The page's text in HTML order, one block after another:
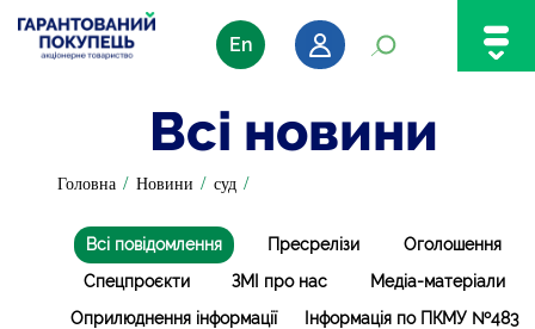
En
Всі новини
Головна / Новини / суд /
Всі повідомлення Пресрелізи
Оголошення
Спецпроєкти
ЗМІ про нас
Медіа-матеріали
Оприлюднення інформації
Інформація по ПКМУ №483